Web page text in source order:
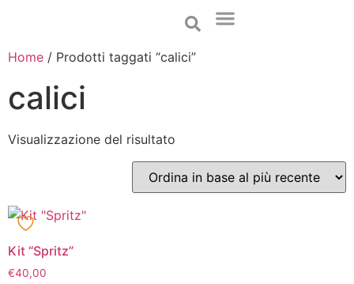
Home / Prodotti taggati “calici”
calici
Visualizzazione del risultato
Kit “Spritz”
€40,00